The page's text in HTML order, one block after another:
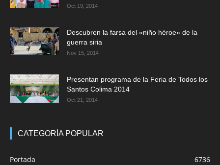
Oct 19, 2014
Descubren la farsa del «niño héroe» de la
guerra siria
Nov 15, 2014
Presentan programa de la Feria de Todos los
Santos Colima 2014
Oct 21, 2014
CATEGORÍA POPULAR
Portada
6736